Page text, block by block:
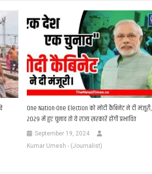
One Nation-One Election को मोदी कैबिनेट ने दी मंजूरी,
2029 में हुए चुनाव तो ये राज्य सरकारें होंगी प्रभावित
September 19, 2024
Kumar Umesh - (Journalist)